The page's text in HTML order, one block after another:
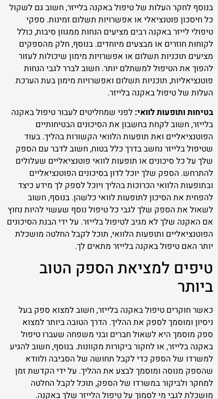
בנוסף לחקר העלות של טיפול באקנה בלייזר, חשוב גם לשקול
כל חיסכון פוטנציאלי או אפשרויות תשלום זמינות. ספקי
טיפולי לייזר באקנה רבים מציעים הנחות ממגוון סיבות, כולל
לקוחות חוזרים או מבצעים מיוחדים. בנוסף, חלק מהספקים
מציעים תוכניות תשלום או אפשרויות מימון שיכולות לעזור
להפוך את הטיפול למשתלם יותר. חשוב לברר לגבי הנחות
פוטנציאליות, תוכניות תשלום ואפשרויות מימון בעת הערכת
העלות של טיפול באקנה בלייזר.
בטיחות ותופעות לוואי: לפני שמחליטים לעבור טיפול באקנה
בלייזר, חשוב לקחת בחשבון את הסיכונים הבטיחותיים
הפוטנציאליים ואת תופעות הלוואי הקשורות בהליך. בעוד
שטיפול בלייזר נחשב בדרך כלל בטוח, חשוב לדבר עם הספק
שלך על כל סיכונים או תופעות לוואי פוטנציאליים שעלולים
להתרחש. הספק שלך יוכל לדון בסיכונים הפוטנציאליים
ובתופעות הלוואי הכרוכות בהליך ויוכל לספק לך מידע כיצד
להפחית את הסיכון לתופעות לוואי כלשהן. בנוסף, חשוב
לשאול את הספק שלך לגבי כל טיפול נוסף שעשוי להיות נחוץ
אם האקנה שלך לא מגיב לטיפול בלייזר. על ידי הבנת הסיכונים
הפוטנציאליים ותופעות הלוואי, תוכל לקבל החלטה מושכלת
יותר האם טיפול באקנה בלייזר מתאים לך.
טיפים למציאת הספק הטוב
ביותר
כאשר חוקרים טיפול באקנה בלייזר, חשוב למצוא ספק בעל
ניסיון ומוסמך לספק את ההליך. הדרך הטובה ביותר למצוא
ספק מוסמך היא לשאול חברים ובני משפחה שעברו טיפול
באקנה בלייזר, או לחקור ביקורות מקוונות. בנוסף, חשוב להגיע
למשרדו של הספק כדי לקבל תחושה של הסביבה ולוודא
שהספק מנוסה ומוסמך לבצע את ההליך. על ידי הקדשת זמן
למחקר ולביקור במשרדו של הספק, תוכל לקבל החלטה
מושכלת לגבי מי לסמוך על טיפול הלייזר שלך באקנה.